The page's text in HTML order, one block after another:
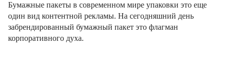
Бумажные пакеты в современном мире упаковки это еще
один вид контентной рекламы. На сегодняшний день
забрендированный бумажный пакет это флагман
корпоративного духа.